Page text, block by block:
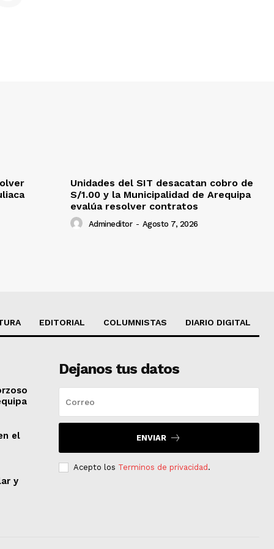
Unidades del SIT desacatan cobro de
S/1.00 y la Municipalidad de Arequipa
evalúa resolver contratos
Admineditor - Agosto 7, 2026
EDITORIAL COLUMNISTAS DIARIO DIGITAL
el
y
Dejanos tus datos
ENVIAR
Acepto los Terminos de privacidad.